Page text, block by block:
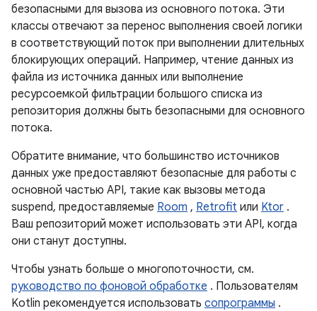
безопасными для вызова из основного потока. Эти
классы отвечают за перенос выполнения своей логики
в соответствующий поток при выполнении длительных
блокирующих операций. Например, чтение данных из
файла из источника данных или выполнение
ресурсоемкой фильтрации большого списка из
репозитория должны быть безопасными для основного
потока.
Обратите внимание, что большинство источников
данных уже предоставляют безопасные для работы с
основной частью API, такие как вызовы метода
suspend, предоставляемые Room , Retrofit или Ktor .
Ваш репозиторий может использовать эти API, когда
они станут доступны.
Чтобы узнать больше о многопоточности, см.
руководство по фоновой обработке . Пользователям
Kotlin рекомендуется использовать сопрограммы .